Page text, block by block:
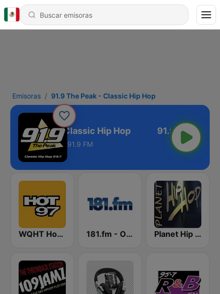
Emisoras 91.9 The Peak - Classic Hip Hop
The Peak - Classic Hip Hop
91.9 FM
WQHT Hot 97 FM 181.fm - Old School HipHop/RnB Planet Hip Hop (MRG.fm)